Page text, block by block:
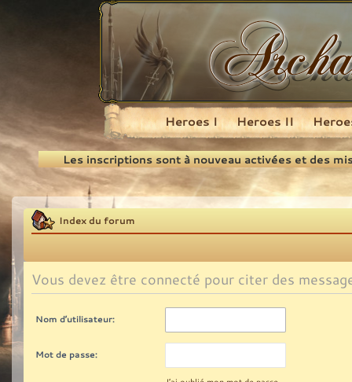
Recherche
Heroes I Heroes II
Les inscriptions sont à nouveau activées et des
Index du forum
Vous devez être connecté pour citer des
Nom d’utilisateur:
Mot de passe: